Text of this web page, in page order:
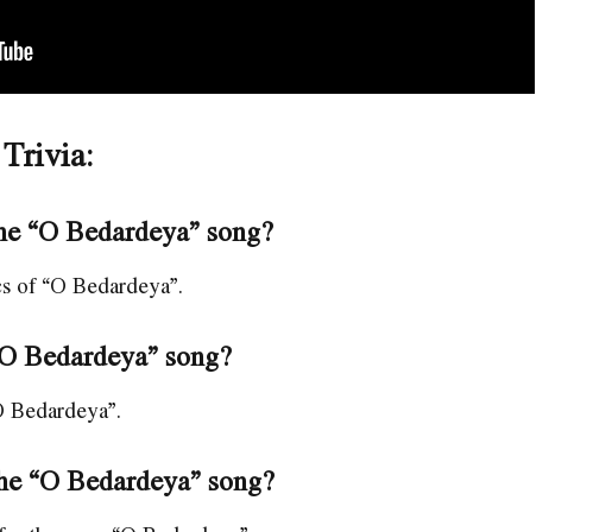
“O Bedardeya” song?
of “O Bedardeya”.
Bedardeya” song?
“O Bedardeya” song?